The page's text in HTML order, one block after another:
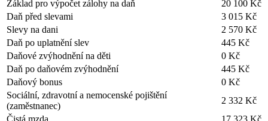
Základ pro výpočet zálohy na daň
20 100 Kč
Daň před slevami
3 015 Kč
Slevy na dani
2 570 Kč
Daň po uplatnění slev
445 Kč
Daňové zvýhodnění na děti
0 Kč
Daň po daňovém zvýhodnění
445 Kč
Daňový bonus
0 Kč
Sociální, zdravotní a nemocenské pojištění
(zaměstnanec)
2 332 Kč
Čistá mzda
17 323 Kč